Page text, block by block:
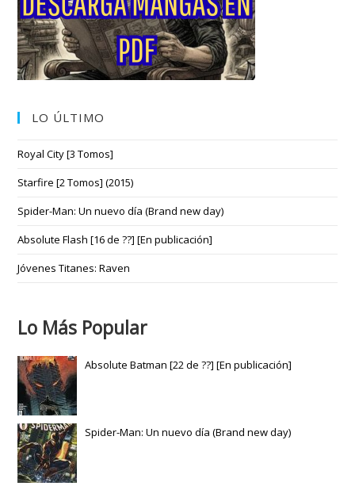
LO ÚLTIMO
Royal City [3 Tomos]
Starfire [2 Tomos] (2015)
Spider-Man: Un nuevo día (Brand new day)
Absolute Flash [16 de ??] [En publicación]
Jóvenes Titanes: Raven
Lo Más Popular
Absolute Batman [22 de ??] [En publicación]
Spider-Man: Un nuevo día (Brand new day)